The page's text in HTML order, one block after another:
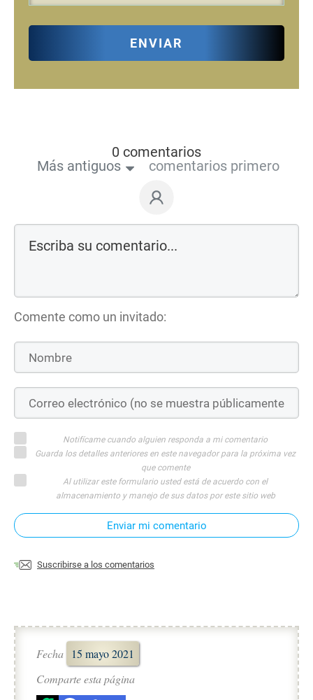
ENVIAR
0 comentarios
Más antiguos
comentarios primero
Comente como un invitado:
Notifícame cuando alguien responda a mi comentario
Guarda los detalles anteriores en este navegador para la próxima vez
que comente
Al utilizar este formulario usted está de acuerdo con el
almacenamiento y manejo de sus datos por este sitio web
Enviar mi comentario
Suscribirse a los comentarios
Fecha
15 mayo 2021
Comparte esta página